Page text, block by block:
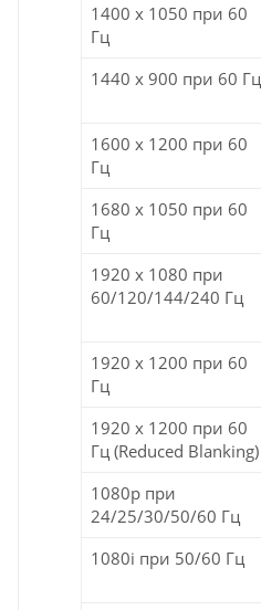
1400 x 1050 при 60
Гц
1440 x 900 при 60 Гц
1600 x 1200 при 60
Гц
1680 x 1050 при 60
Гц
1920 x 1080 при
60/120/144/240 Гц
1920 x 1200 при 60
Гц
1920 x 1200 при 60
Гц (Reduced Blanking)
1080p при
24/25/30/50/60 Гц
1080i при 50/60 Гц